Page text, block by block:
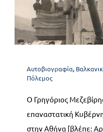
Επικοινωνία
Α7.
εντατικούς
Αυτοβιογραφία
Αυτοβιογραφία,
Πόλεμος
Ο Γρηγόριος
επαναστατική
στην Αθήνα [βλέπε: